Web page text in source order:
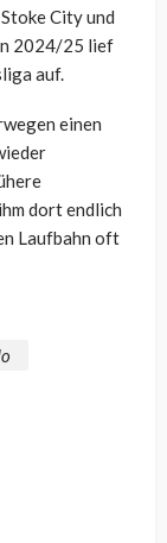
City und
2024/25 lief
auf.
einen
dort endlich
Laufbahn oft